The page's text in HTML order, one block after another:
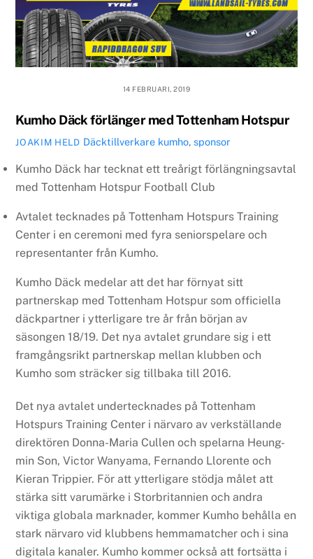
14 FEBRUARI, 2019
Kumho Däck förlänger med Tottenham Hotspur
JOAKIM HELD Däcktillverkare kumho, sponsor
Kumho Däck har tecknat ett treårigt förlängningsavtal
med Tottenham Hotspur Football Club
Avtalet tecknades på Tottenham Hotspurs Training
Center i en ceremoni med fyra seniorspelare och
representanter från Kumho.
Kumho Däck medelar att det har förnyat sitt
partnerskap med Tottenham Hotspur som officiella
däckpartner i ytterligare tre år från början av
säsongen 18/19. Det nya avtalet grundare sig i ett
framgångsrikt partnerskap mellan klubben och
Kumho som sträcker sig tillbaka till 2016.
Det nya avtalet undertecknades på Tottenham
Hotspurs Training Center i närvaro av verkställande
direktören Donna-Maria Cullen och spelarna Heung-
min Son, Victor Wanyama, Fernando Llorente och
Kieran Trippier. För att ytterligare stödja målet att
stärka sitt varumärke i Storbritannien och andra
viktiga globala marknader, kommer Kumho behålla en
stark närvaro vid klubbens hemmamatcher och i sina
digitala kanaler. Kumho kommer också att fortsätta i